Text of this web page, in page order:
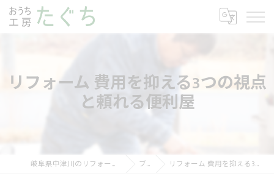
リフォーム 費用を抑える3つの視点
と頼れる便利屋
岐阜県中津川のリフォームならおうち工房たぐち ブログ リフォーム 費用を抑える3つの視点と頼れる便利屋